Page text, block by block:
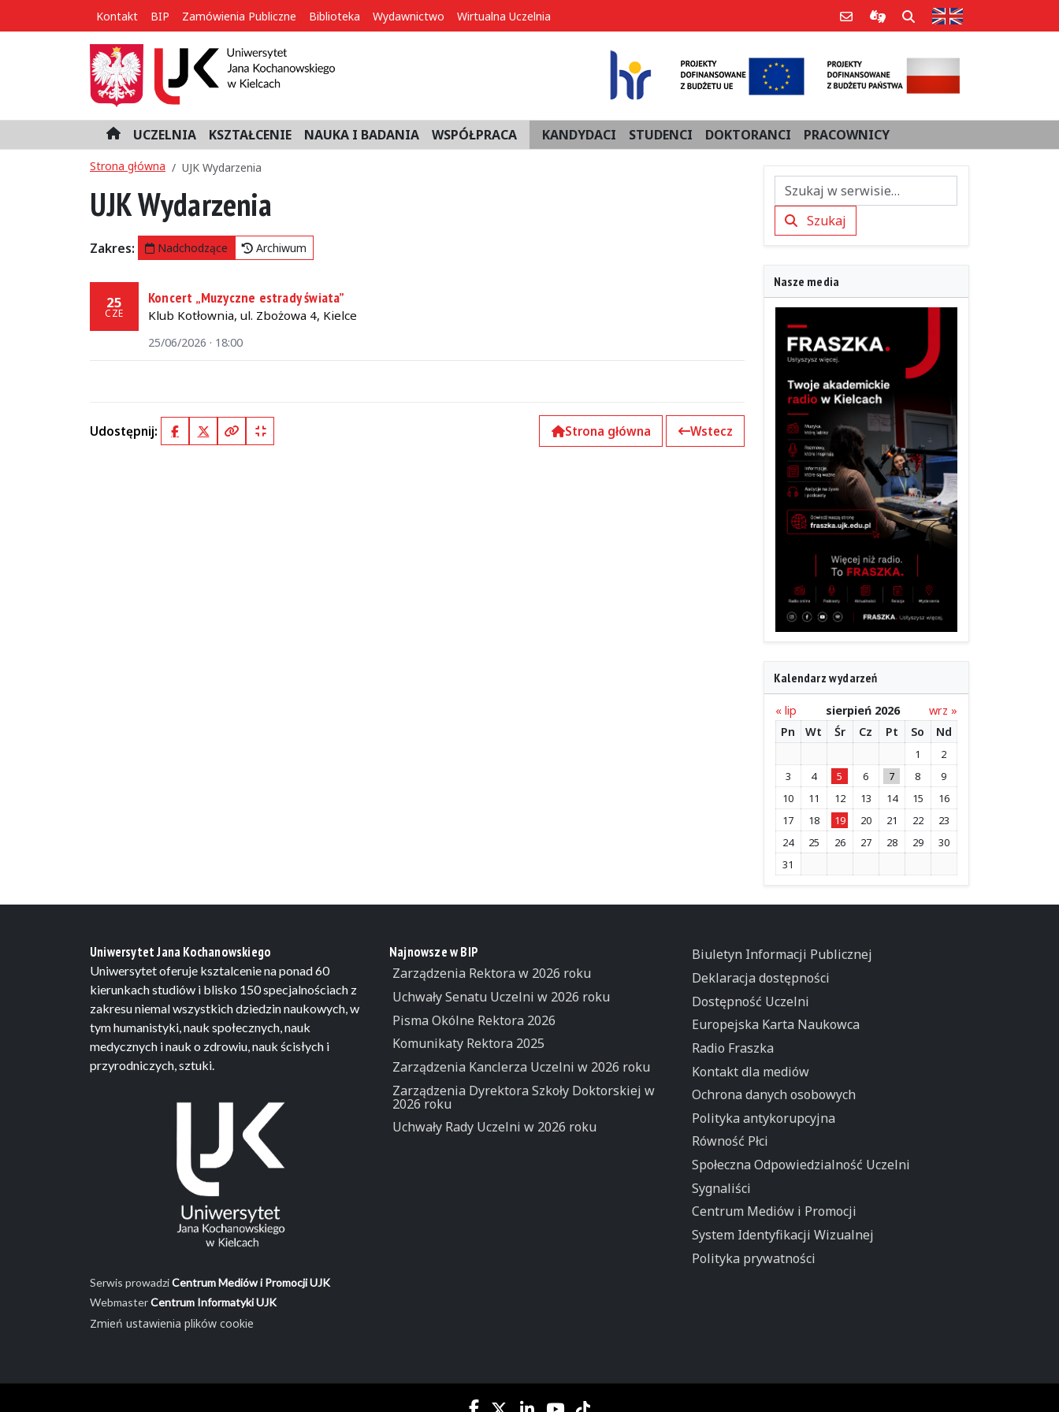
Kontakt BIP Zamówienia Publiczne Biblioteka Wydawnictwo Wirtualna Uczelnia Poczta e-mailInformacje dla użytkowników
Szukaj Strona w języku
H
o
m
UCZELNIA KSZTAŁCENIE NAUKA I BADANIA WSPÓŁPRACA KANDYDACI STUDENCI DOKTORANCI PRACOWNICY
Strona główna UJK Wydarzenia
UJK Wydarzenia
Zakres: Nadchodzące Archiwum
25
CZE
Koncert „Muzyczne estrady świata”
Klub Kotłownia, ul. Zbożowa 4, Kielce
25/06/2026 · 18:00
Udostępnij: FacebookX (Twitter)
Kopiuj pełny link
Kopiuj krótki link Strona główna Wstecz
SzukajSzukaj
Nasze media
Kalendarz wydarzeń
« lip sierpień 2026
wrz »
Pn
Wt Śr Cz Pt So Nd
1
2
3
4 5 6 7 8
9
10
11 12 13 14 15
16
17
18 19 20 21 22
23
24
25 26 27 28 29
30
31
Uniwersytet Jana Kochanowskiego
Uniwersytet oferuje ksztalcenie na ponad 60
kierunkach studiów i blisko 150 specjalnościach z
zakresu niemal wszystkich dziedzin naukowych, w
tym humanistyki, nauk społecznych, nauk
medycznych i nauk o zdrowiu, nauk ścisłych i
przyrodniczych, sztuki.
Serwis prowadziCentrum Mediów i Promocji UJK
WebmasterCentrum Informatyki UJK
Zmień ustawienia plików cookie
Najnowsze w BIP
Zarządzenia Rektora w 2026 roku
Uchwały Senatu Uczelni w 2026 roku
Pisma Okólne Rektora 2026
Komunikaty Rektora 2025
Zarządzenia Kanclerza Uczelni w 2026 roku
Zarządzenia Dyrektora Szkoły Doktorskiej w
2026 roku
Uchwały Rady Uczelni w 2026 roku
Biuletyn Informacji Publicznej
Deklaracja dostępności
Dostępność Uczelni
Europejska Karta Naukowca
Radio Fraszka
Kontakt dla mediów
Ochrona danych osobowych
Polityka antykorupcyjna
Równość Płci
Społeczna Odpowiedzialność Uczelni
Sygnaliści
Centrum Mediów i Promocji
System Identyfikacji Wizualnej
Polityka prywatności